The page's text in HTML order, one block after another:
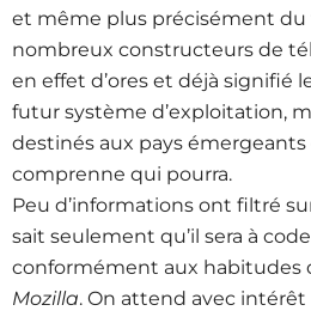
et même plus précisément du
nombreux constructeurs de
en effet d’ores et déjà signifié
futur système d’exploitation,
destinés aux pays émergeants
comprenne qui pourra.
Peu d’informations ont filtré
sait seulement qu’il sera à
conformément aux habitudes
Mozilla. On attend avec